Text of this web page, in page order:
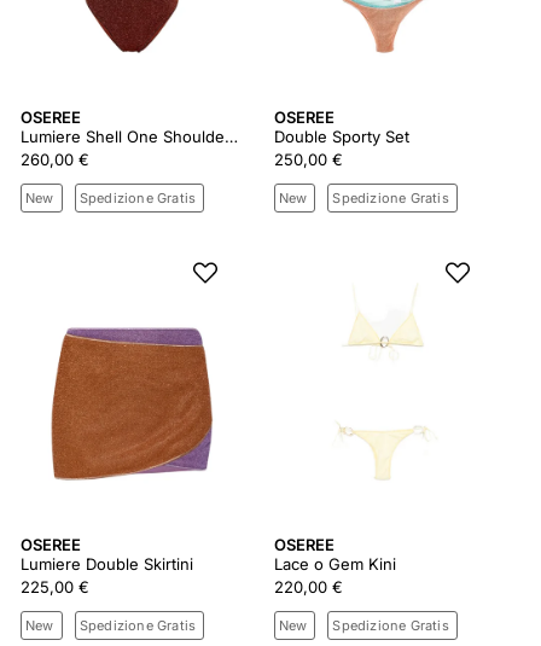
OSEREE
Lumiere Shell One Shoulder Maillot
260,00 €
New Spedizione Gratis
OSEREE
Double Sporty Set
250,00 €
New Spedizione Gratis
OSEREE
Lumiere Double Skirtini
225,00 €
New Spedizione Gratis
OSEREE
Lace o Gem Kini
220,00 €
New Spedizione Gratis